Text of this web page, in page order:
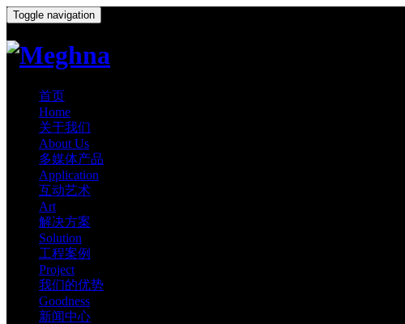
Toggle navigation
首页
Home
关于我们
About Us
多媒体产品
Application
互动艺术
Art
解决方案
Solution
工程案例
Project
我们的优势
Goodness
新闻中心